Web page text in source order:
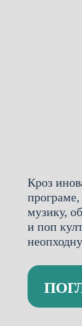
Кроз
музику,
и поп